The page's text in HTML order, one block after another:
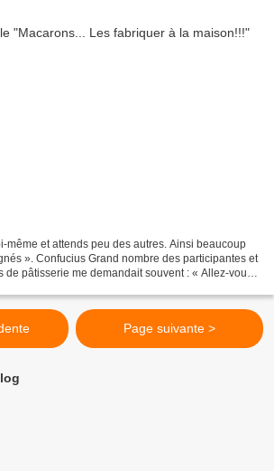
même et attends peu des autres. Ainsi beaucoup
». Confucius Grand nombre des participantes et
de pâtisserie me demandait souvent : « Allez-vous
Page suivante >